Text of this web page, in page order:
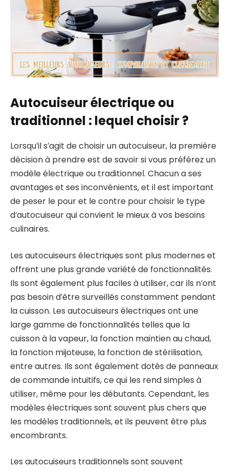
Autocuiseur électrique ou
traditionnel : lequel choisir ?
Lorsqu’il s’agit de choisir un autocuiseur, la première
décision à prendre est de savoir si vous préférez un
modèle électrique ou traditionnel. Chacun a ses
avantages et ses inconvénients, et il est important
de peser le pour et le contre pour choisir le type
d’autocuiseur qui convient le mieux à vos besoins
culinaires.
Les autocuiseurs électriques sont plus modernes et
offrent une plus grande variété de fonctionnalités.
Ils sont également plus faciles à utiliser, car ils n’ont
pas besoin d’être surveillés constamment pendant
la cuisson. Les autocuiseurs électriques ont une
large gamme de fonctionnalités telles que la
cuisson à la vapeur, la fonction maintien au chaud,
la fonction mijoteuse, la fonction de stérilisation,
entre autres. Ils sont également dotés de panneaux
de commande intuitifs, ce qui les rend simples à
utiliser, même pour les débutants. Cependant, les
modèles électriques sont souvent plus chers que
les modèles traditionnels, et ils peuvent être plus
encombrants.
Les autocuiseurs traditionnels sont souvent